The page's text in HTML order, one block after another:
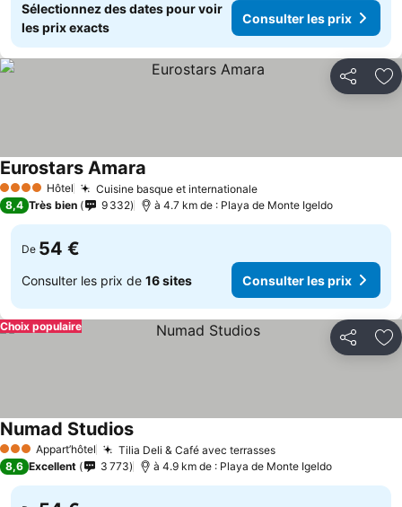
Sélectionnez des dates pour voir
les prix exacts
Consulter les prix
Partager
4 Étoiles Hôtel Cuisine basque et internationale
Eurostars Amara
8,4 Très bien 9 332 à 4.7 km de : Playa de Monte Igeldo
De 54 €
Consulter les prix de 16 sites Consulter les prix
Partager
Choix populaire
3 ÉtoilesAppart’hôtel Tilia Deli & Café avec terrasses
Numad Studios
8,6 Excellent 3 773 à 4.9 km de : Playa de Monte Igeldo